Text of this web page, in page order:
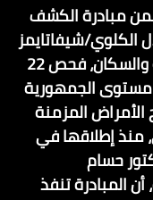
ضمن مبادرة الكشف
الكلوي/شيفاتايمز
نوال محمد إدفو أعلنت وزارة الصحة والسكان، فحص 22
مواطنًا على مستوى الجمهورية
المزمنة
منذ إطلاقها في
حسام
المبادرة تنفذ